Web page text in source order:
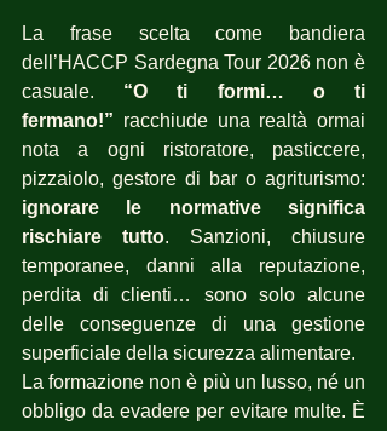
La frase scelta come bandiera
dell’HACCP Sardegna Tour 2026 non è
casuale. “O ti formi… o ti
fermano!” racchiude una realtà ormai
nota a ogni ristoratore, pasticcere,
ignorare le normative significa
rischiare tutto. Sanzioni, chiusure
temporanee, danni alla reputazione,
perdita di clienti… sono solo alcune
delle conseguenze di una gestione
superficiale della sicurezza alimentare.
La formazione non è più un lusso, né un
obbligo da evadere per evitare multe. È